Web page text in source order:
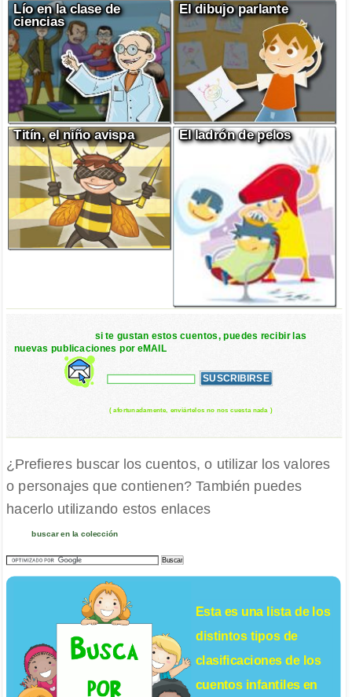
Lío en la clase de
ciencias
El dibujo parlante
Titín, el niño avispa El ladrón de pelos
si te gustan estos cuentos, puedes recibir las
nuevas publicaciones por eMAIL
( afortunadamente, enviártelos no nos cuesta nada )
¿Prefieres buscar los cuentos, o utilizar los valores
o personajes que contienen? También puedes
hacerlo utilizando estos enlaces
buscar en la colección
Esta es una lista de los
distintos tipos de
clasificaciones de los
cuentos infantilesen